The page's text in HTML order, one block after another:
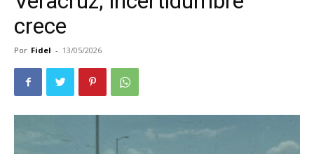
Poder
crece
Por Fidel - 13/05/2026